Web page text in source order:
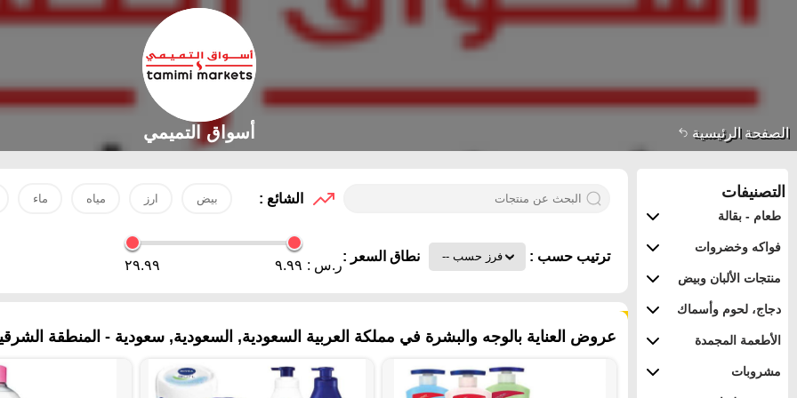
الصفحة الرئيسية أسواق التميمي
التصنيفات
طعام - بقالة
فواكه وخضروات
منتجات الألبان وبيض
دجاج، لحوم وأسماك
الأطعمة المجمدة
مشروبات
الشائع : بيض ارز مياه ماء
ترتيب حسب : نطاق السعر :
ر.س : ٩.٩٩ ٢٩.٩٩
عروض العناية بالوجه والبشرة في مملكة العربية السعودية, السعودية, سعودية - المنطقة